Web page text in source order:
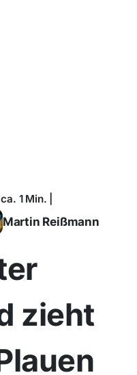
1 Min. |
Martin Reißmann
zieht